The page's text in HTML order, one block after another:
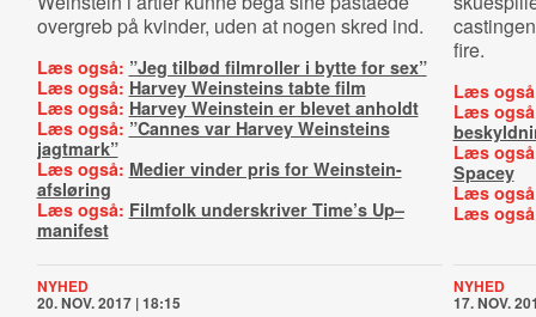
overgreb på kvinder, uden at nogen skred ind.
Læs også: ”Jeg tilbød filmroller i bytte for sex”
Læs også: Harvey Weinsteins tabte film
Læs også: Harvey Weinstein er blevet anholdt
Læs også: ”Cannes var Harvey Weinsteins
jagtmark”
Læs også: Medier vinder pris for Weinstein-
afsløring
Læs også: Filmfolk underskriver Time’s Up–
manifest
fire.
Læs
Læs
Læs
Spacey
Læs
Læs
NYHED
20. NOV. 2017 | 18:15
NYHED
17. NOV.